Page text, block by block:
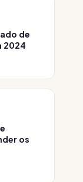
de
2024
os